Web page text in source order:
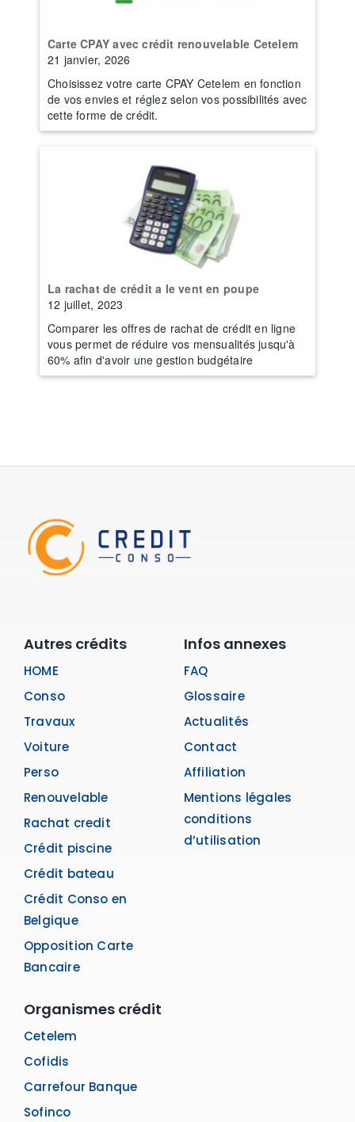
Carte CPAY avec crédit renouvelable Cetelem
21 janvier, 2026
Choisissez votre carte CPAY Cetelem en fonction
de vos envies et réglez selon vos possibilités avec
cette forme de crédit.
La rachat de crédit a le vent en poupe
12 juillet, 2023
Comparer les offres de rachat de crédit en ligne
vous permet de réduire vos mensualités jusqu'à
60% afin d'avoir une gestion budgétaire
Autres crédits
HOME
Conso
Travaux
Voiture
Perso
Renouvelable
Rachat credit
Crédit piscine
Crédit bateau
Crédit Conso en
Belgique
Opposition Carte
Bancaire
Infos annexes
FAQ
Glossaire
Actualités
Contact
Affiliation
Mentions légales
conditions
d’utilisation
Organismes crédit
Cetelem
Cofidis
Carrefour Banque
Sofinco